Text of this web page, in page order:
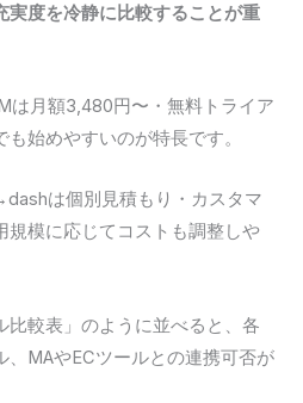
実度を冷静に比較することが重
は月額3,480円〜・無料トライア
始めやすいのが特長です。
は個別見積もり・カスタマ
規模に応じてコストも調整しや
比較表」のように並べると、各
、MAやECツールとの連携可否が